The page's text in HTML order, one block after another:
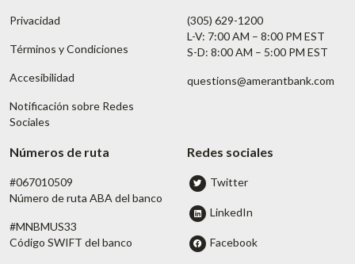
Privacidad
Términos y Condiciones
Accesibilidad
Notificación sobre Redes
Sociales
(305) 629-1200
L-V: 7:00 AM – 8:00 PM EST
S-D: 8:00 AM – 5:00 PM EST
questions@amerantbank.com
Números de ruta
#067010509
Número de ruta ABA del banco
#MNBMUS33
Código SWIFT del banco
Redes sociales
Twitter
LinkedIn
Facebook